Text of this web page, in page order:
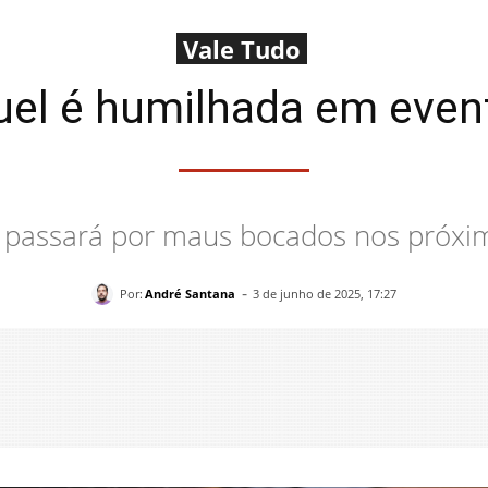
Vale Tudo
é humilhada em
por maus bocados nos
Por: André Santana - 3 de junho de 2025, 17:27